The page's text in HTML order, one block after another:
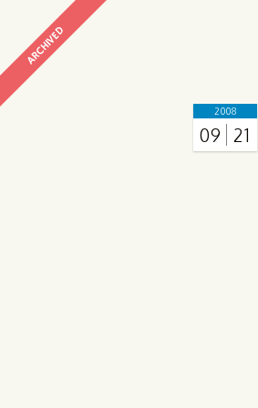
ARCHIVED
2008
09 21